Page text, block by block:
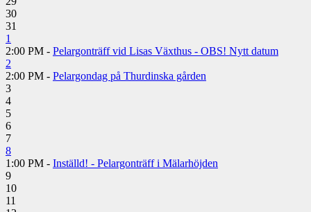
30
31
1
2:00 PM - Pelargonträff vid Lisas Växthus - OBS! Nytt datum
2
2:00 PM - Pelargondag på Thurdinska gården
3
4
5
6
7
8
1:00 PM - Inställd! - Pelargonträff i Mälarhöjden
9
10
11